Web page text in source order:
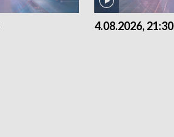
4.08.2026, 21:30